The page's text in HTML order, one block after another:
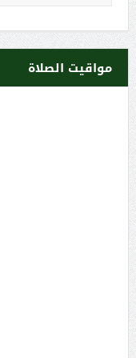
مواقيت الصلاة